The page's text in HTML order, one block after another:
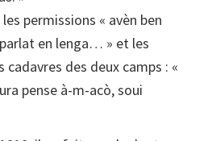
permissions « avèn ben
en lenga… » et les
cadavres des deux camps : «
pense à-m-acò, soui